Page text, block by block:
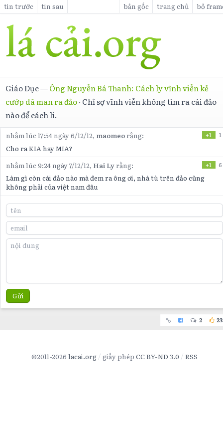
tin trước tin sau bản gốc trang chủ bỏ
Giáo Dục—Ông Nguyễn Bá Thanh: Cách ly vĩnh viễn kẻ
cướp dã man ra đảo· Chỉ sợ vĩnh viễn không tìm ra cái đảo
nào để cách li.
nhằm lúc 17:54 ngày 6/12/12, maomeorằng: +1 1
Cho ra KIA hay MIA?
nhằm lúc 9:24 ngày 7/12/12, Hai Lyrằng: +1 6
Làm gì còn cái đảo nào mà đem ra ông ơi, nhà tù trên đảo cũng
không phải của việt nam đâu
Gửi
2
©2011-2026 lacai.org giấy phép CC BY-ND 3.0 RSS